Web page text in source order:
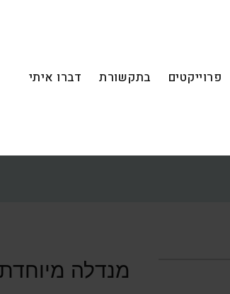
פרוייקטים בתקשורת דברו איתי
מנדלה